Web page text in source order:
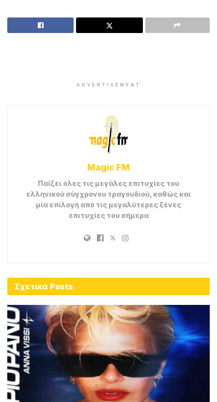
ADVERTISEMENT
Magic FM
Παίζει όλες τις μεγάλες επιτυχίες του
ελληνικού σύγχρονου τραγουδιού, καθώς και
μία επιλογή από τις μεγαλύτερες ξένες
επιτυχίες του σήμερα
Σχετικά Posts